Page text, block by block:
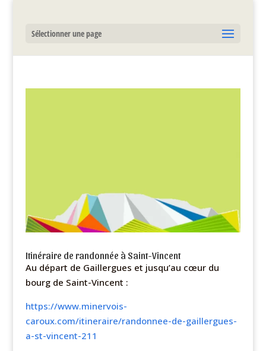
Sélectionner une page
Itinéraire de randonnée à Saint-Vincent
Au départ de Gaillergues et jusqu’au cœur du
bourg de Saint-Vincent :
https://www.minervois-
caroux.com/itineraire/randonnee-de-gaillergues-
a-st-vincent-211